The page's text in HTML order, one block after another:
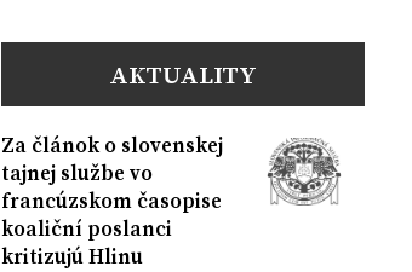
AKTUALITY
Za článok o slovenskej
tajnej službe vo
francúzskom časopise
koaliční poslanci
kritizujú Hlinu